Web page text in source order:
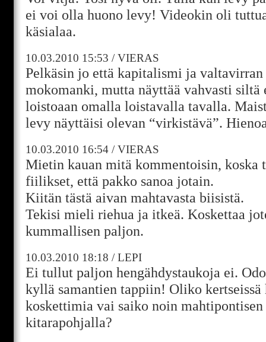
ei voi olla huono levy! Videokin oli
käsialaa.
10.03.2010 15:53 /VIERAS
Pelkäsin jo että kapitalismi ja
mokomanki, mutta näyttää vahvasti siltä
loistoaan omalla loistavalla tavalla.
levy näyttäisi olevan “virkistävä”.
10.03.2010 16:54 /VIERAS
Mietin kauan mitä kommentoisin, koska
fiilikset, että pakko sanoa jotain.
Kiitän tästä aivan mahtavasta biisistä.
Tekisi mieli riehua ja itkeä. Koskettaa
kummallisen paljon.
10.03.2010 18:18 /LEPI
Ei tullut paljon hengähdystaukoja ei.
kyllä samantien tappiin! Oliko kertseissä
koskettimia vai saiko noin
kitarapohjalla?